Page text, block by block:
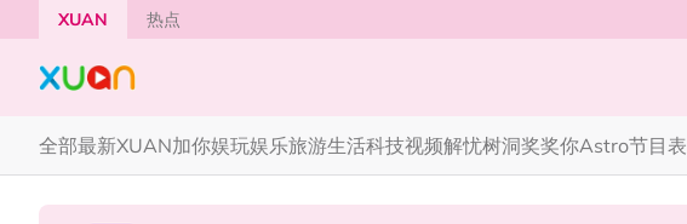
Skip to main content
XUAN 热点
全部最新XUAN加你娱玩娱乐旅游生活科技视频解忧树洞奖奖你Astro节目表